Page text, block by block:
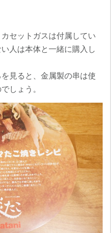
セットガスは付属してい
人は本体と一緒に購入し
見ると、金属製の串は使
しょう。